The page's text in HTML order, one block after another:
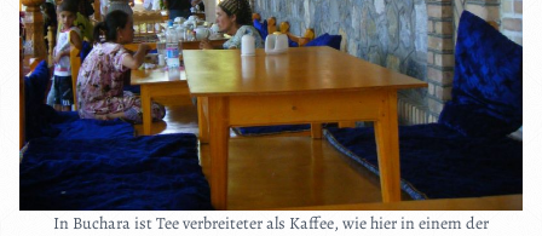
In Buchara ist Tee verbreiteter als Kaffee, wie hier in einem der